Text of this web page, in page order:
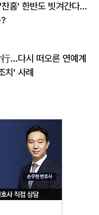
찬홈' 한반도 빗겨간다…
…다시 떠오른 연예계
치' 사례